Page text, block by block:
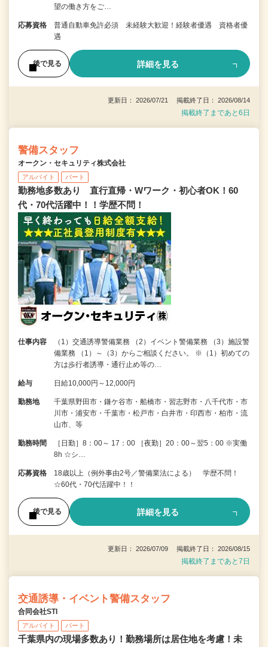
望の働き方をご…
応募資格
普通自動車免許必須 未経験大歓迎！経験者優遇 資格者優
遇
後で見る 詳細を見る
更新日： 2026/07/21 掲載終了日： 2026/08/14
掲載終了まであと6日
警備スタッフ
オークン・セキュリティ株式会社
アルバイト パート
勤務地多数あり 直行直帰・Wワーク・初心者OK！60
代・70代活躍中！！学歴不問！
仕事内容
（1）交通誘導警備業務 （2）イベント警備業務 （3）施設警
備業務 （1）～（3）からご相談ください。 ※（1）初めての
方は歩行者誘導・通行止め等の…
給与 日給10,000円～12,000円
勤務地
千葉県野田市・鎌ケ谷市・船橋市・習志野市・八千代市・市
川市・浦安市・千葉市・松戸市・白井市・印西市・柏市・流
山市、等
勤務時間
［日勤］8：00～ 17：00 ［夜勤］20：00～翌5：00 ※実働
8h ☆シ…
応募資格
18歳以上（例外事由2号／警備業法による） 学歴不問！
☆60代・70代活躍中！！
後で見る 詳細を見る
更新日： 2026/07/09 掲載終了日： 2026/08/15
掲載終了まであと7日
交通誘導・イベント警備スタッフ
合同会社STI
アルバイト パート
千葉県内の現場多数あり！勤務場所は居住地を考慮！未